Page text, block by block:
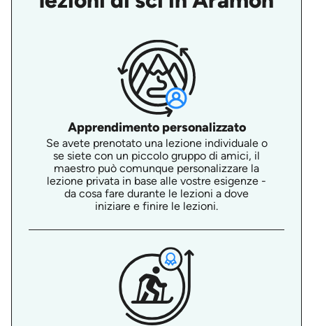
Apprendimento personalizzato
Se avete prenotato una lezione individuale o
se siete con un piccolo gruppo di amici, il
maestro può comunque personalizzare la
lezione privata in base alle vostre esigenze -
da cosa fare durante le lezioni a dove
iniziare e finire le lezioni.